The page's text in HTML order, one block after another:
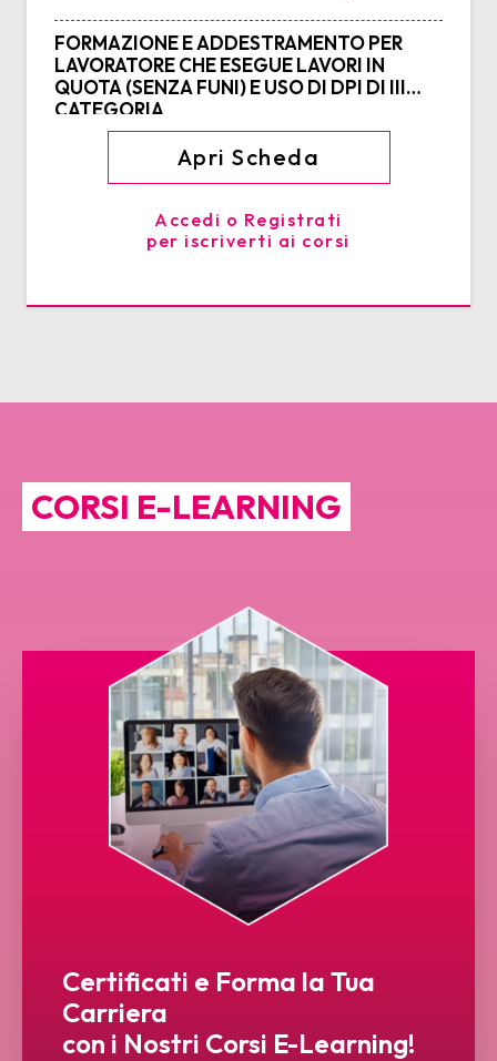
FORMAZIONE E ADDESTRAMENTO PER
LAVORATORE CHE ESEGUE LAVORI IN
QUOTA (SENZA FUNI) E USO DI DPI DI III
CATEGORIA
Apri Scheda
Accedi o Registrati
per iscriverti ai corsi
CORSI E-LEARNING
Certificati e Forma la Tua
Carriera
con i Nostri Corsi E-Learning!